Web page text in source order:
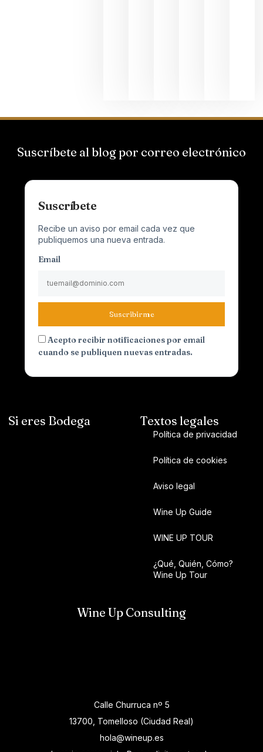
Suscríbete al blog por correo electrónico
Suscríbete
Recibe un aviso por email cada vez que
publiquemos una nueva entrada.
Email
Suscribirme
Acepto recibir notificaciones por email
cuando se publiquen nuevas entradas.
Si eres Bodega Textos legales
Política de privacidad
Política de cookies
Aviso legal
Wine Up Guide
WINE UP TOUR
¿Qué, Quién, Cómo?
Wine Up Tour
Wine Up Consulting
Calle Churruca nº 5
13700, Tomelloso (Ciudad Real)
hola@wineup.es